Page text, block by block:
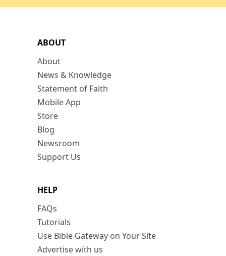
ABOUT
About
News & Knowledge
Statement of Faith
Mobile App
Store
Blog
Newsroom
Support Us
HELP
FAQs
Tutorials
Use Bible Gateway on Your Site
Advertise with us